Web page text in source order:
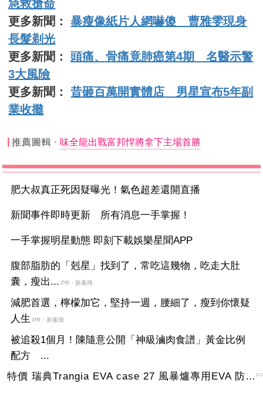
急救搶命
更多新聞：暴瘦像紙片人網嚇傻 曹雅雯現身
長髮剃光
更多新聞：頭痛、骨痛竟肺癌第4期 名醫示警
3大風險
更多新聞：昔砸百萬開實體店 男星宣布5年副
業收攤
推薦圖輯 味全龍出戰富邦悍將拿下主場首勝
肥大叔真正死因疑曝光！氣色超差還開直播
新聞事件即時更新 所有消息一手掌握！
一手掌握明星動態 即刻下載娛樂星聞APP
腹部脂肪的「剋星」找到了，常吃這幾物，吃走大肚
囊，瘦出... PR・新素簡
減肥首選，檸檬加它，堅持一週，腰細了，瘦到你懷疑
人生
PR・新素簡
被追殺1個月！陳隨意公開「神級滷肉食譜」黃金比例
配方 ...
特價 瑞典Trangia EVA case 27 風暴爐專用EVA 防護外盒(小)-黑